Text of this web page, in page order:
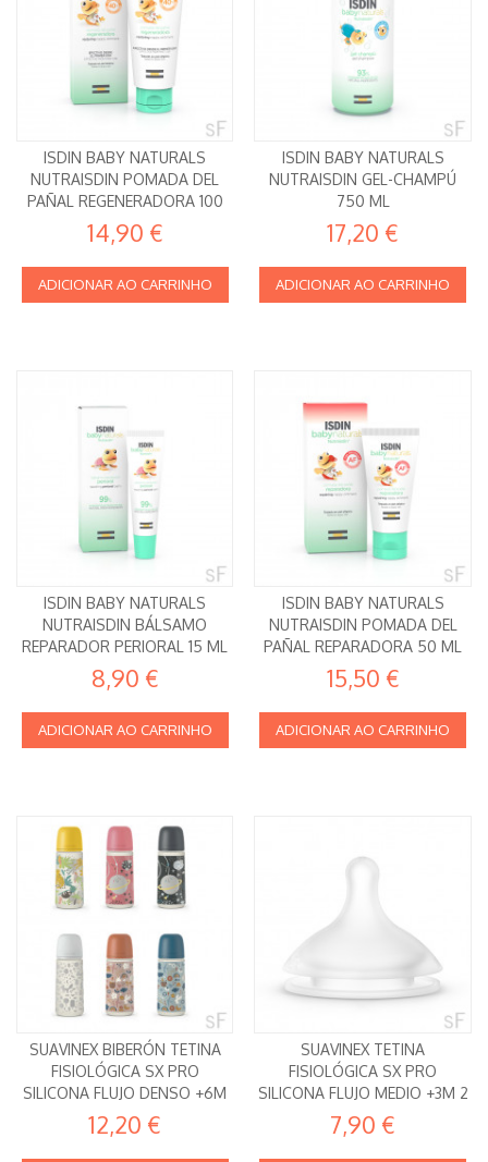
ISDIN BABY NATURALS
NUTRAISDIN POMADA DEL
PAÑAL REGENERADORA 100
ML
14,90 €
ADICIONAR AO CARRINHO
ISDIN BABY NATURALS
NUTRAISDIN GEL-CHAMPÚ
750 ML
17,20 €
ADICIONAR AO CARRINHO
ISDIN BABY NATURALS
NUTRAISDIN BÁLSAMO
REPARADOR PERIORAL 15 ML
8,90 €
ADICIONAR AO CARRINHO
ISDIN BABY NATURALS
NUTRAISDIN POMADA DEL
PAÑAL REPARADORA 50 ML
15,50 €
ADICIONAR AO CARRINHO
SUAVINEX BIBERÓN TETINA
FISIOLÓGICA SX PRO
SILICONA FLUJO DENSO +6M
360 ML
12,20 €
SUAVINEX TETINA
FISIOLÓGICA SX PRO
SILICONA FLUJO MEDIO +3M 2
UDS
7,90 €